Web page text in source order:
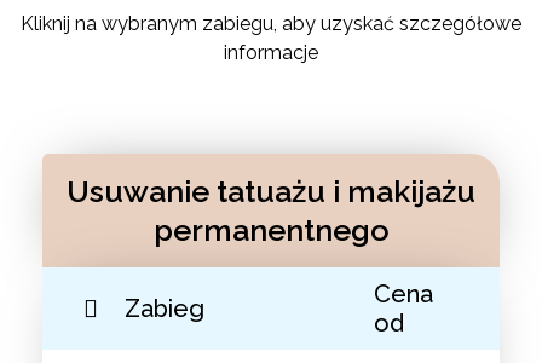
Kliknij na wybranym zabiegu, aby uzyskać szczegółowe
informacje
Usuwanie tatuażu i makijażu
permanentnego
Zabieg
Cena
od